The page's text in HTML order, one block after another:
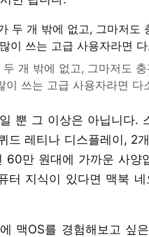
개 밖에 없고, 그마저도
이 쓰는 고급 사용자라면
뿐 그 이상은 아닙니다.
드 레티나 디스플레이, 2
만 원대에 가까운 사양
터 지식이 있다면 맥북
맥OS를 경험해보고 싶